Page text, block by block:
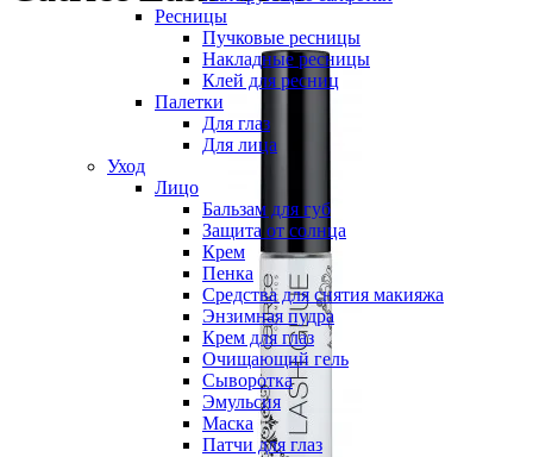
Ресницы
Пучковые ресницы
Накладные ресницы
Клей для ресниц
Палетки
Для глаз
Для лица
Уход
Лицо
Бальзам для губ
Защита от солнца
Крем
Пенка
Средства для снятия макияжа
Энзимная пудра
Крем для глаз
Очищающий гель
Сыворотка
Эмульсия
Маска
Патчи для глаз